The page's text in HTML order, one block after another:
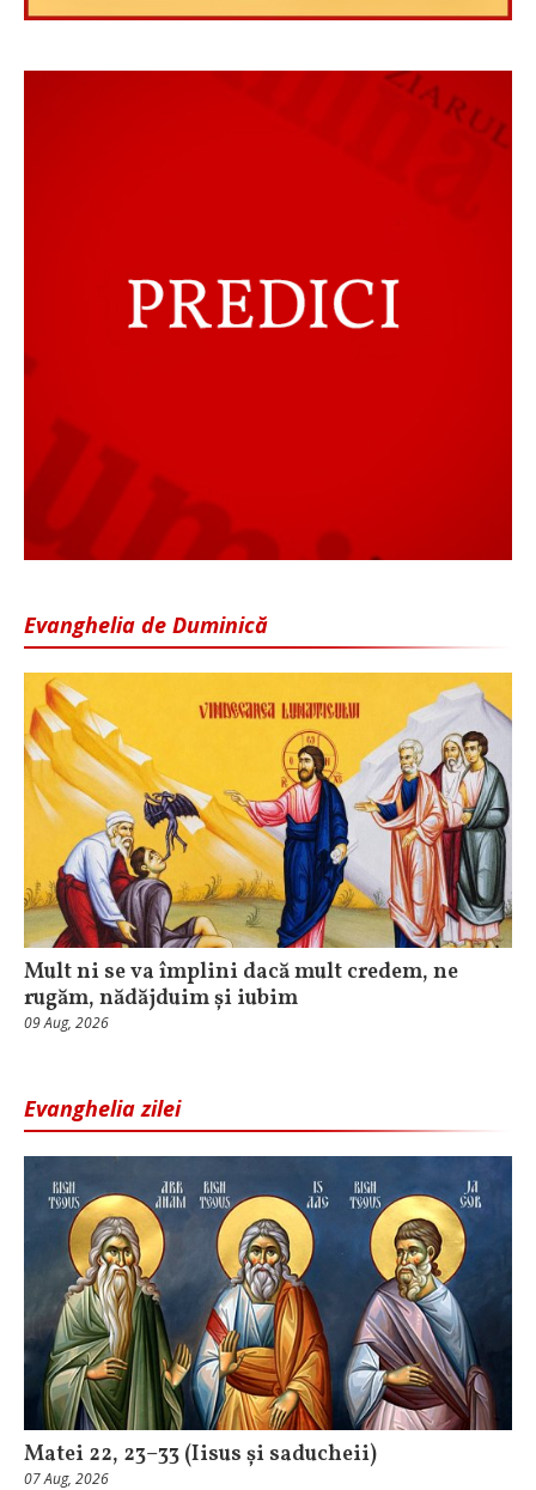
Evanghelia de Duminică
Mult ni se va împlini dacă mult credem, ne
rugăm, nădăjduim și iubim
09 Aug, 2026
Evanghelia zilei
Matei 22, 23–33 (Iisus și saducheii)
07 Aug, 2026